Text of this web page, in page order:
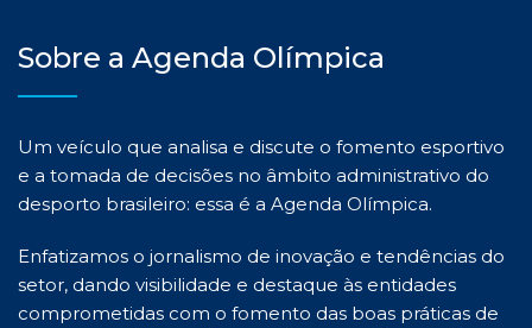
Sobre a Agenda Olímpica
Um veículo que analisa e discute o fomento esportivo
e a tomada de decisões no âmbito administrativo do
desporto brasileiro: essa é a Agenda Olímpica.
Enfatizamos o jornalismo de inovação e tendências do
setor, dando visibilidade e destaque às entidades
comprometidas com o fomento das boas práticas de